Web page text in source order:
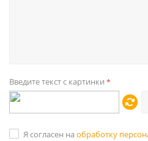
Введите текст с картинки *
Я согласен на обработку